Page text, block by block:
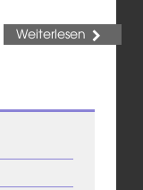
Weiterlesen